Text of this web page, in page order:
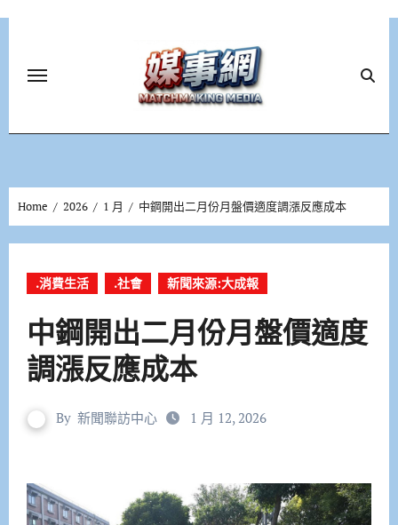
Home 2026 1 月 中鋼開出二月份月盤價適度調漲反應成本
.消費生活 .社會 新聞來源:大成報
中鋼開出二月份月盤價適度
調漲反應成本
By 新聞聯訪中心 1 月 12, 2026